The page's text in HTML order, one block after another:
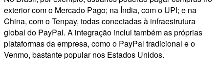
exterior com o Mercado Pago; na Índia, com o UPI; e na
China, com o Tenpay, todas conectadas à infraestrutura
global do PayPal. A integração inclui também as próprias
plataformas da empresa, como o PayPal tradicional e o
Venmo, bastante popular nos Estados Unidos.